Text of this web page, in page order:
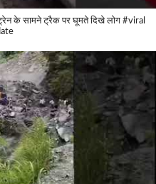
ट्रेन के सामने ट्रैक पर घूमते दिखे लोग #viral